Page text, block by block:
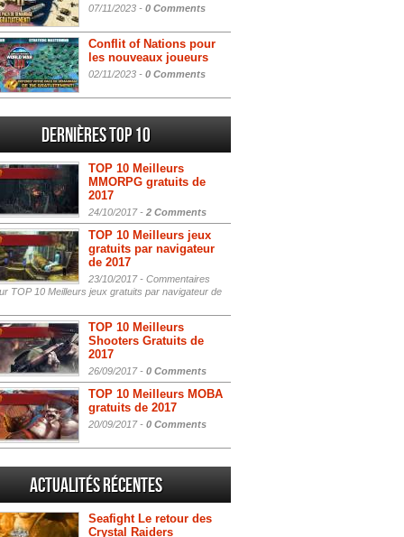
07/11/2023 - 0 Comments
Conflit of Nations pour
les nouveaux joueurs
02/11/2023 - 0 Comments
Dernières Top 10
TOP 10 Meilleurs
MMORPG gratuits de
2017
24/10/2017 - 2 Comments
TOP 10 Meilleurs jeux
gratuits par navigateur
de 2017
23/10/2017 - Commentaires
TOP 10 Meilleurs jeux gratuits par navigateur de
TOP 10 Meilleurs
Shooters Gratuits de
2017
26/09/2017 - 0 Comments
TOP 10 Meilleurs MOBA
gratuits de 2017
20/09/2017 - 0 Comments
Actualités Récentes
Seafight Le retour des
Crystal Raiders